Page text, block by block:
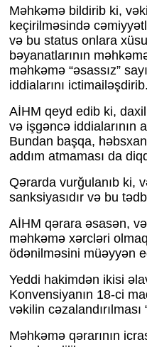
Məhkəmə bildirib ki,
keçirilməsində
və bu status onlara
bəyanatlarının
məhkəmə “əsassız”
iddialarını ictimailəşdirib.
AİHM qeyd edib ki,
və işgəncə iddialarının
Bundan başqa,
addım atmaması da
Qərarda vurğulanıb ki,
sanksiyasıdır və bu
AİHM qərara əsasən,
məhkəmə xərcləri
ödənilməsini müəyyən
Yeddi hakimdən ikisi
Konvensiyanın 18-ci
vəkilin
Məhkəmə qərarının